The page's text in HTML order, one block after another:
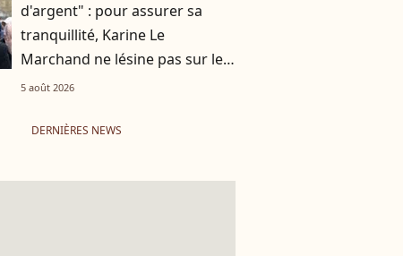
d'argent" : pour assurer sa
tranquillité, Karine Le
Marchand ne lésine pas sur les
moyens
5 août 2026
DERNIÈRES NEWS